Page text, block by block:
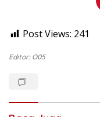
Post Views: 241
Editor: O05